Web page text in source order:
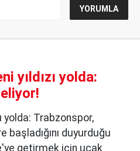
yıldızı yolda:
yolda: Trabzonspor,
duyurduğu
getirmek için uçak